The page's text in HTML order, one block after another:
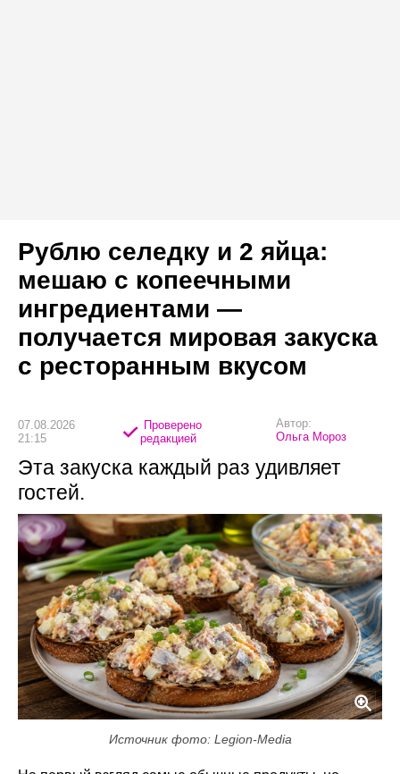
Рублю селедку и 2 яйца:
мешаю с копеечными
ингредиентами —
получается мировая закуска
с ресторанным вкусом
07.08.2026
21:15
Проверено
редакцией
Автор:
Ольга Мороз
Эта закуска каждый раз удивляет
гостей.
Источник фото: Legion-Media